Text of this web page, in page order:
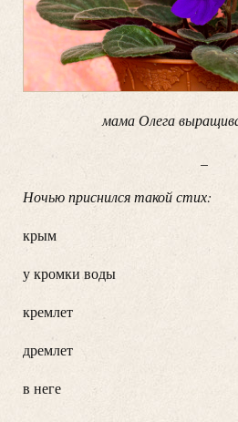
мама Олега
Ночью приснился такой стих:
крым
у кромки воды
кремлет
дремлет
в неге